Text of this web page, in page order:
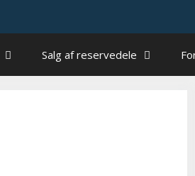
Salg af reservedele